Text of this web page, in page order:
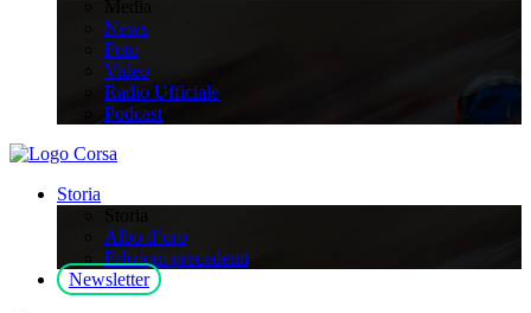
News
Foto
Video
Radio Ufficiale
Podcast
Storia
Albo d’oro
Edizioni precedenti
Newsletter